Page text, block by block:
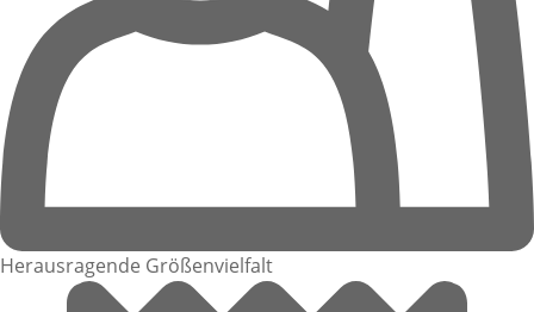
Herausragende Größenvielfalt